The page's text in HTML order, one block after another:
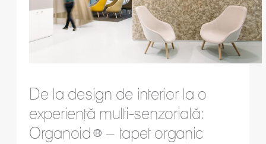
De la design de interior la o
experiență multi-senzorială:
Organoid® – tapet organic